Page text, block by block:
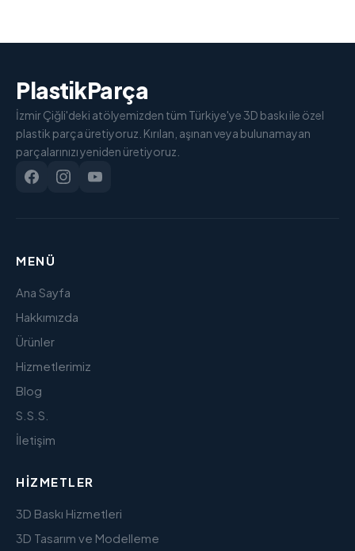
PlastikParça
İzmir Çiğli'deki atölyemizden tüm Türkiye'ye 3D baskı ile özel
plastik parça üretiyoruz. Kırılan, aşınan veya bulunamayan
parçalarınızı yeniden üretiyoruz.
MENÜ
Ana Sayfa
Hakkımızda
Ürünler
Hizmetlerimiz
Blog
S.S.S.
İletişim
HIZMETLER
3D Baskı Hizmetleri
3D Tasarım ve Modelleme